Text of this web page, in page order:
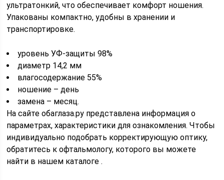
ультратонкий, что обеспечивает комфорт ношения.
Упакованы компактно, удобны в хранении и
транспортировке.
уровень УФ-защиты 98%
диаметр 14,2 мм
влагосодержание 55%
ношение – день
замена – месяц.
На сайте oбаглаза.pу представлена информация о
параметрах, характеристики для ознакомления. Чтобы
индивидуально подобрать корректирующую оптику,
обратитесь к офтальмологу, которого вы можете
найти в нашем каталоге .